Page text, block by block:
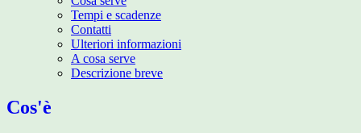
Tempi e scadenze
Contatti
Ulteriori informazioni
A cosa serve
Descrizione breve
Cos'è